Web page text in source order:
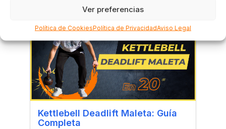
Ver preferencias
Política de CookiesPolítica de PrivacidadAviso Legal
Kettlebell Deadlift Maleta: Guía
Completa